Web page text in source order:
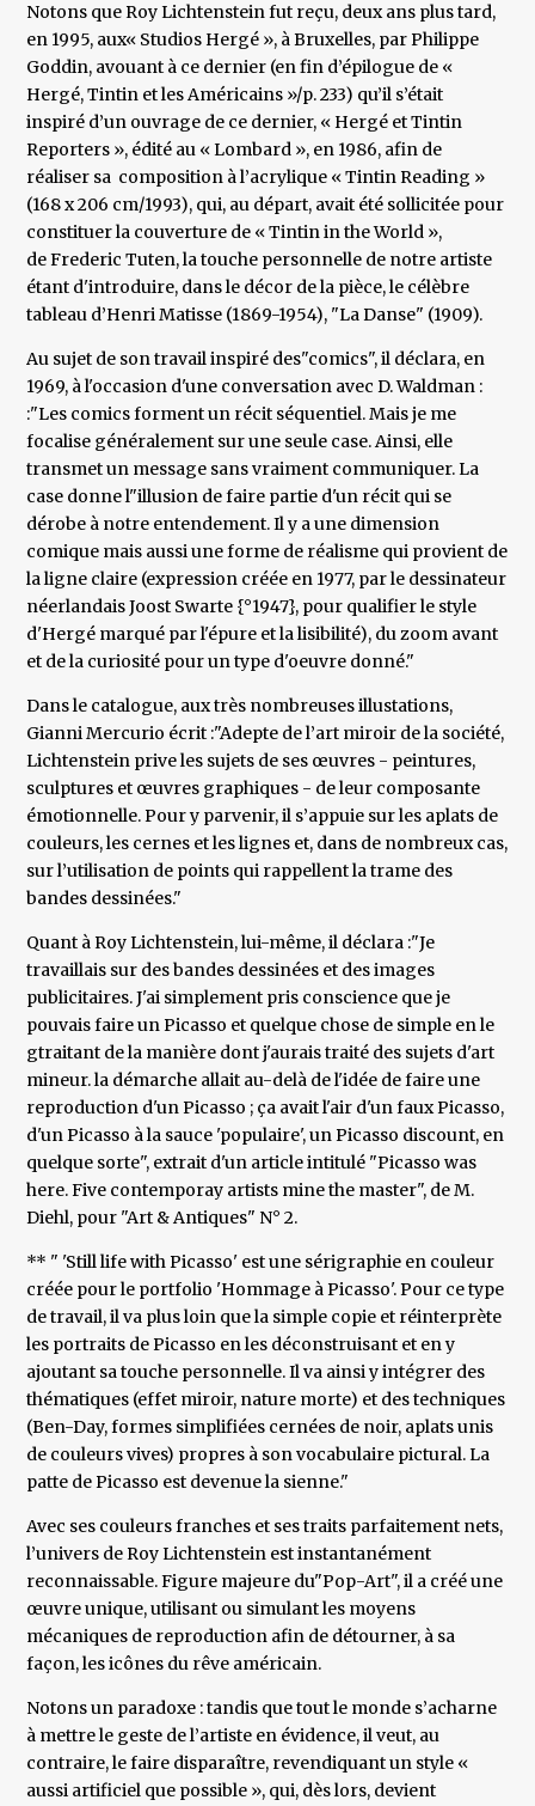
Notons que Roy Lichtenstein fut reçu, deux ans plus tard,
en 1995, aux« Studios Hergé », à Bruxelles, par Philippe
Goddin, avouant à ce dernier (en fin d’épilogue de «
Hergé, Tintin et les Américains »/p. 233) qu’il s’était
inspiré d’un ouvrage de ce dernier, « Hergé et Tintin
Reporters », édité au « Lombard », en 1986, afin de
réaliser sa composition à l’acrylique « Tintin Reading »
(168 x 206 cm/1993), qui, au départ, avait été sollicitée pour
constituer la couverture de « Tintin in the World »,
de Frederic Tuten, la touche personnelle de notre artiste
étant d'introduire, dans le décor de la pièce, le célèbre
tableau d’Henri Matisse (1869-1954), "La Danse" (1909).
Au sujet de son travail inspiré des"comics", il déclara, en
1969, à l'occasion d'une conversation avec D. Waldman :
:"Les comics forment un récit séquentiel. Mais je me
focalise généralement sur une seule case. Ainsi, elle
transmet un message sans vraiment communiquer. La
case donne l"illusion de faire partie d'un récit qui se
dérobe à notre entendement. Il y a une dimension
comique mais aussi une forme de réalisme qui provient de
la ligne claire (expression créée en 1977, par le dessinateur
néerlandais Joost Swarte {°1947}, pour qualifier le style
d'Hergé marqué par l'épure et la lisibilité), du zoom avant
et de la curiosité pour un type d'oeuvre donné."
Dans le catalogue, aux très nombreuses illustations,
Gianni Mercurio écrit :"Adepte de l’art miroir de la société,
Lichtenstein prive les sujets de ses œuvres - peintures,
sculptures et œuvres graphiques - de leur composante
émotionnelle. Pour y parvenir, il s’appuie sur les aplats de
couleurs, les cernes et les lignes et, dans de nombreux cas,
sur l’utilisation de points qui rappellent la trame des
bandes dessinées."
Quant à Roy Lichtenstein, lui-même, il déclara :"Je
travaillais sur des bandes dessinées et des images
publicitaires. J'ai simplement pris conscience que je
pouvais faire un Picasso et quelque chose de simple en le
gtraitant de la manière dont j'aurais traité des sujets d'art
mineur. la démarche allait au-delà de l'idée de faire une
reproduction d'un Picasso ; ça avait l'air d'un faux Picasso,
d'un Picasso à la sauce 'populaire', un Picasso discount, en
quelque sorte", extrait d'un article intitulé "Picasso was
here. Five contemporay artists mine the master", de M.
Diehl, pour "Art & Antiques" N° 2.
** " 'Still life with Picasso' est une sérigraphie en couleur
créée pour le portfolio 'Hommage à Picasso'. Pour ce type
de travail, il va plus loin que la simple copie et réinterprète
les portraits de Picasso en les déconstruisant et en y
ajoutant sa touche personnelle. Il va ainsi y intégrer des
thématiques (effet miroir, nature morte) et des techniques
(Ben-Day, formes simplifiées cernées de noir, aplats unis
de couleurs vives) propres à son vocabulaire pictural. La
patte de Picasso est devenue la sienne."
Avec ses couleurs franches et ses traits parfaitement nets,
l’univers de Roy Lichtenstein est instantanément
reconnaissable. Figure majeure du"Pop-Art", il a créé une
œuvre unique, utilisant ou simulant les moyens
mécaniques de reproduction afin de détourner, à sa
façon, les icônes du rêve américain.
Notons un paradoxe : tandis que tout le monde s’acharne
à mettre le geste de l’artiste en évidence, il veut, au
contraire, le faire disparaître, revendiquant un style «
aussi artificiel que possible », qui, dès lors, devient